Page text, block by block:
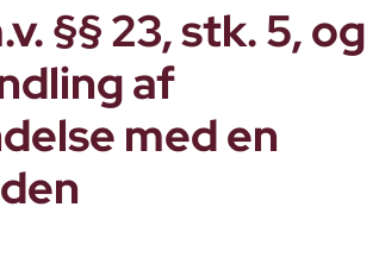
§§ 23, stk. 5, og
af
med en